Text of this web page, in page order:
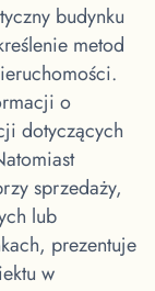
budynku
metod
o
dotyczących
sprzedaży,
lub
prezentuje
w